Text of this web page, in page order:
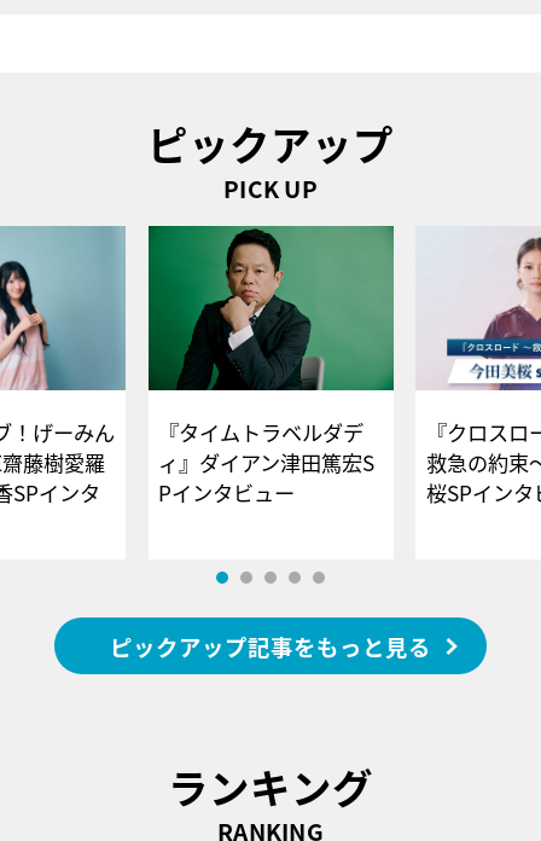
ピックアップ
PICK UP
！げーみん
藤樹愛羅
SPインタ
『タイムトラベルダデ
ィ』ダイアン津田篤宏S
Pインタビュー
『クロス
救急の約束
桜SPイ
ピックアップ記事をもっと見る
ランキング
RANKING